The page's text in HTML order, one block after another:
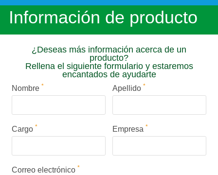
Información de producto
¿Deseas más información acerca de un
producto?
Rellena el siguiente formulario y estaremos
encantados de ayudarte
Nombre * Apellido *
Cargo * Empresa *
Correo electrónico *